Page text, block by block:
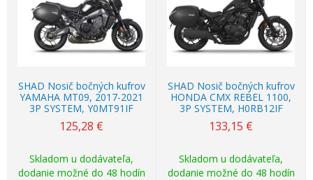
SHAD Nosič bočných kufrov
YAMAHA MT09, 2017-2021
3P SYSTEM, Y0MT91IF
125,28 €
Skladom u dodávateľa,
dodanie možné do 48 hodín
SHAD Nosič bočných kufrov
HONDA CMX REBEL 1100,
3P SYSTEM, H0RB12IF
133,15 €
Skladom u dodávateľa,
dodanie možné do 48 hodín